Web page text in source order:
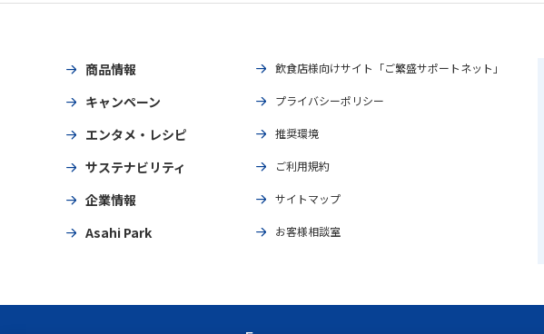
商品情報
キャンペーン
エンタメ・レシピ
サステナビリティ
企業情報
Asahi Park
飲食店様向けサイト「ご繁盛サポートネット」
プライバシーポリシー
推奨環境
ご利用規約
サイトマップ
お客様相談室